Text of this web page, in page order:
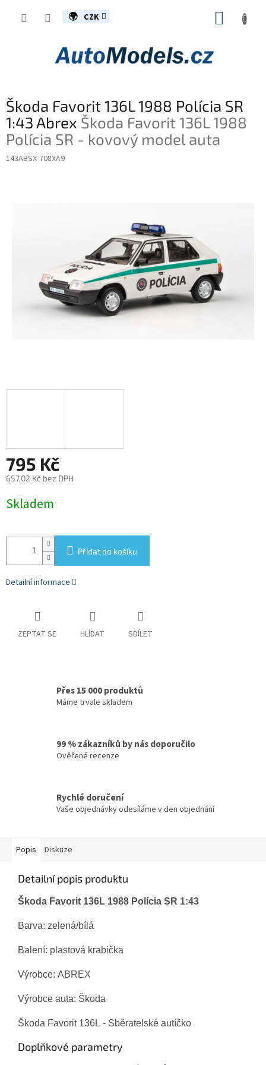
CZK
Škoda Favorit 136L 1988 Polícia SR
1:43 Abrex Škoda Favorit 136L 1988
Polícia SR - kovový model auta
143ABSX-708XA9
795 Kč
657,02 Kč bez DPH
cena:
Skladem
Přidat do košíku
Detailní informace
ZEPTAT SE HLÍDAT SDÍLET
Přes 15 000 produktů
Máme trvale skladem
99 % zákazníků by nás doporučilo
Ověřené recenze
Rychlé doručení
Vaše objednávky odesíláme v den objednání
Popis Diskuze
Detailní popis produktu
Škoda Favorit 136L 1988 Polícia SR 1:43
Barva: zelená/bílá
Balení: plastová krabička
Výrobce: ABREX
Výrobce auta: Škoda
Škoda Favorit 136L - Sběratelské autíčko
Doplňkové parametry